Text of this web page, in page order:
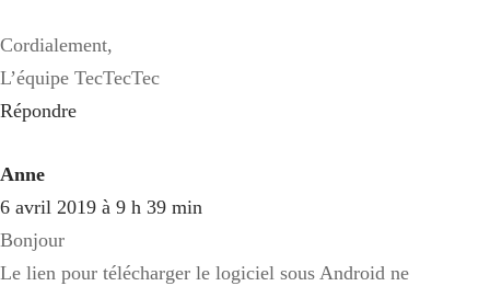
Cordialement,
L’équipe TecTecTec
Répondre
Anne
6 avril 2019 à 9 h 39 min
Bonjour
Le lien pour télécharger le logiciel sous Android ne